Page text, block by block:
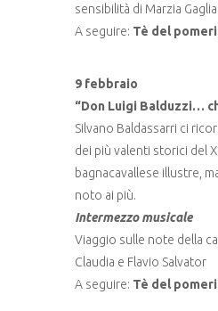
sensibilità di Marzia
A seguire: Tè del
9 febbraio
“Don Luigi Balduzzi…
Silvano Baldassarri ci
dei più valenti storici del
bagnacavallese illustre,
noto ai più.
Intermezzo musicale
Viaggio sulle note della
Claudia e Flavio Salvator
A seguire: Tè del